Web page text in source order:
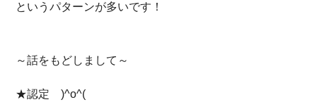
というパターンが多いです！
～話をもどしまして～
★認定 )^o^(